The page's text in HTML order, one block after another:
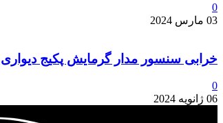
0
03 مارس 2024
خرابی سنسور مدار گرمایش پکیج
0
06 ژانویه 2024